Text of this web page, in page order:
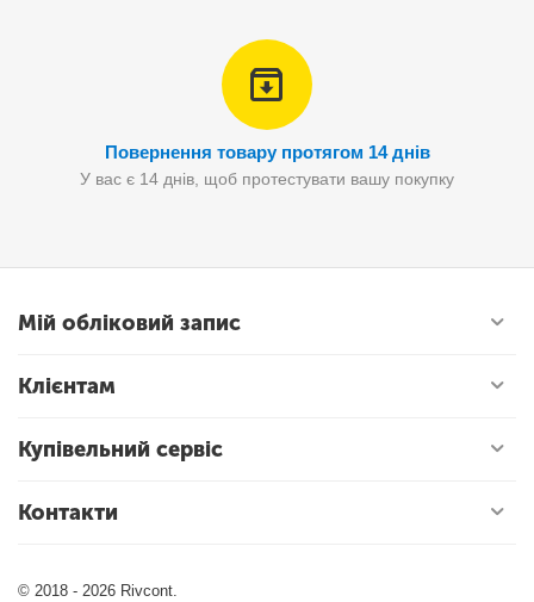
Повернення товару протягом 14 днів
У вас є 14 днів, щоб протестувати вашу покупку
Мій обліковий запис
Клієнтам
Купівельний сервіс
Контакти
© 2018 - 2026 Rivcont.